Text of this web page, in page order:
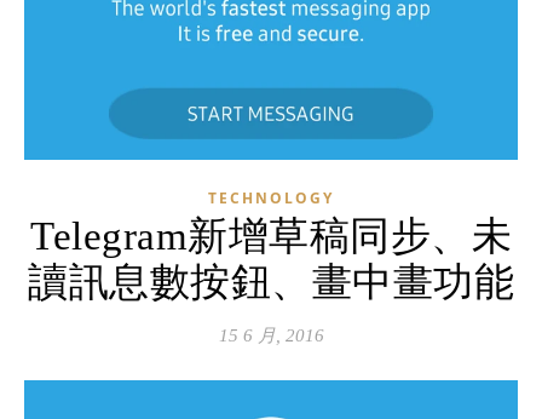
TECHNOLOGY
Telegram新增草稿同步、未
讀訊息數按鈕、畫中畫功能
15 6 月, 2016